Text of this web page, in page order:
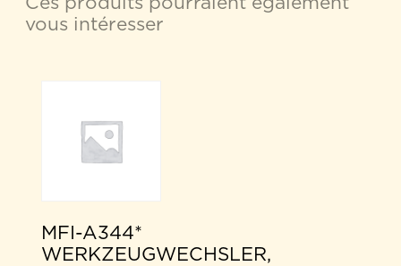
vous intéresser
MFI-A344*
WERKZEUGWECHSLER,